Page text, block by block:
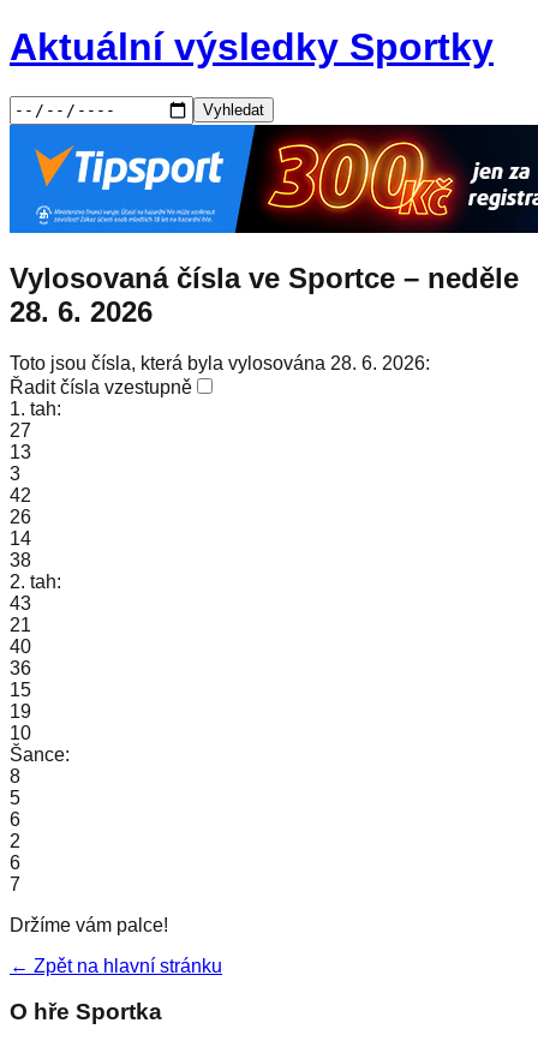
Aktuální výsledky Sportky
Vyhledat
Vylosovaná čísla ve Sportce – neděle
28. 6. 2026
Toto jsou čísla, která byla vylosována 28. 6. 2026:
Řadit čísla vzestupně
1. tah:
27
13
3
42
26
14
38
2. tah:
43
21
40
36
15
19
10
Šance:
8
5
6
2
6
7
Držíme vám palce!
← Zpět na hlavní stránku
O hře Sportka